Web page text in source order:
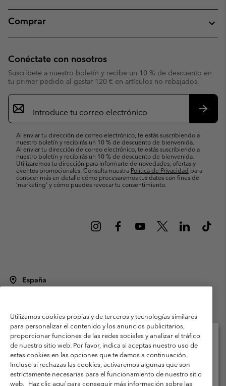
Comprar
Conéctate con nosotros
Suscríbete a nuestro boletín y recibe un 10 % de descuento en
tu primer pedido al gastar 120 € en artículos no rebajados.
Suscripción
de
correo
Al enviar tu dirección de correo electrónico, te estás suscribiendo a
nuestro boletín y recibirás un 10 % de descuento de bienvenida.
Al enviar tu dirección de correo electrónico, te estás suscribiendo a
nuestro boletín y recibirás un 10 % de descuento de bienvenida.
Utilizaremos tu dirección para informarte de novedades, ofertas y
eventos promocionales. Consulta nuestra Política de Privacidad para
conocer más en detalle cómo procesaremos tus datos con fines de
’marketing’ y cómo puedes revocar tu consentimiento.
España
Condiciones de uso
Terminos de Venta
Garantía
Política de Privacidad
Términos y condiciones del programa de miembros
Términos De Uso Del Contenido Generado Por Los Usuarios
Impressum
Cookies Public CBCR
Utilizamos cookies propias y de terceros y tecnologías similares
para personalizar el contenido y los anuncios publicitarios,
proporcionar funciones de las redes sociales y analizar el tráfico
de nuestro sitio web. Por favor, indica si aceptas nuestro uso de
estas cookies en las opciones que te damos a continuación.
Incluso si rechazas las cookies, activaremos algunas que son
estrictamente necesarias para el funcionamiento de nuestro sitio
web. Haz clic aquí para conseguir más información sobre las
Selecciona tu país e idioma envío
Compras en línea disponibles